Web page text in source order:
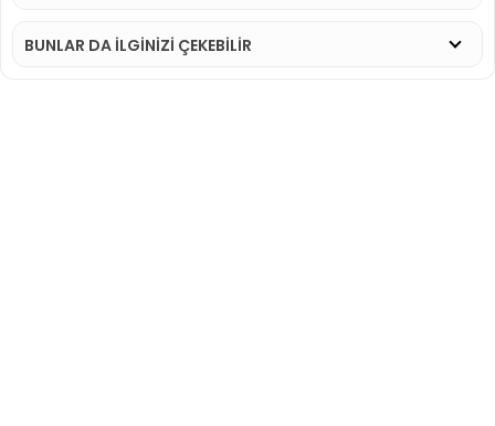
BUNLAR DA İLGINIZI ÇEKEBILIR